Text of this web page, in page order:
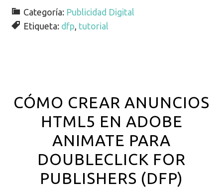
Categoría: Publicidad Digital
Etiqueta: dfp, tutorial
CÓMO CREAR ANUNCIOS
HTML5 EN ADOBE
ANIMATE PARA
DOUBLECLICK FOR
PUBLISHERS (DFP)